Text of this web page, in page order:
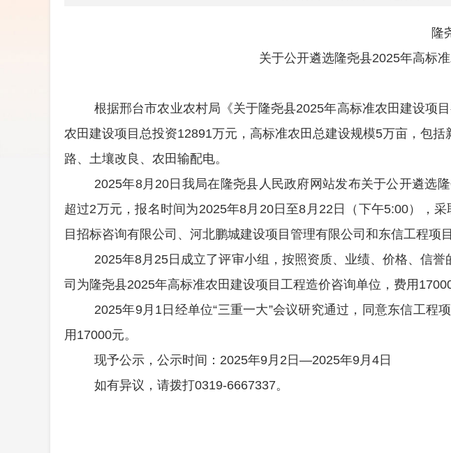
隆
关于公开遴选隆尧县2025年高标
根据邢台市农业农村局《关于隆尧县2025年高标准农田建设项
农田建设项目总投资12891万元，高标准农田总建设规模5万亩，包括
路、土壤改良、农田输配电。
2025年8月 20 日我局在隆尧县人民政府网站发布关于公开遴选
超过2万元，报名时间为2025年8月 20日至8 月 22 日（下午5:00），
目招标咨询有限公司、河北鹏城建设项目管理有限公司和东信工程项
2025年8月 25 日成立了评审小组，按照资质、业绩、价格、信
司为隆尧县2025年高标准农田建设项目工程造价咨询单位， 费用
2025年9月 1 日经单位“三重一大”会议研究通过，同意东信工程
用 17000元。
现予公示，公示时间： 2025年9月 2 日 —2025年9月 4 日
如有异议，请拨打0319-6667337。